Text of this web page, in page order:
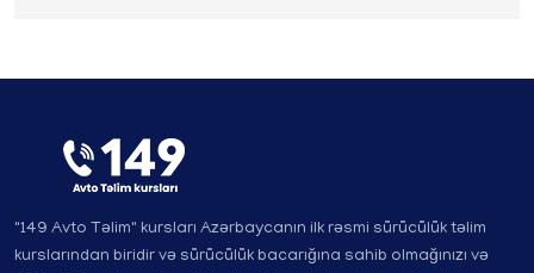
"149 Avto Təlim" kursları Azərbaycanın ilk rəsmi sürücülük təlim
kurslarından biridir və sürücülük bacarığına sahib olmağınızı və